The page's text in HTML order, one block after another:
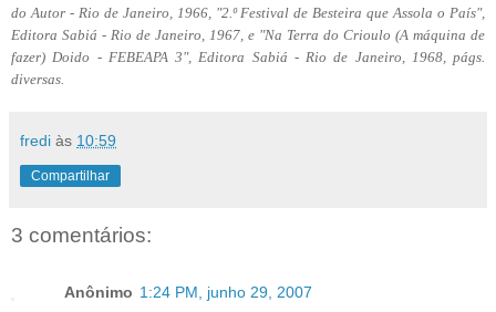
do Autor - Rio de Janeiro, 1966, "2.º Festival de Besteira que Assola o País",
Editora Sabiá - Rio de Janeiro, 1967, e "Na Terra do Crioulo (A máquina de
fazer) Doido - FEBEAPA 3", Editora Sabiá - Rio de Janeiro, 1968, págs.
diversas.
fredi às 10:59
Compartilhar
3 comentários:
Anônimo 1:24 PM, junho 29, 2007